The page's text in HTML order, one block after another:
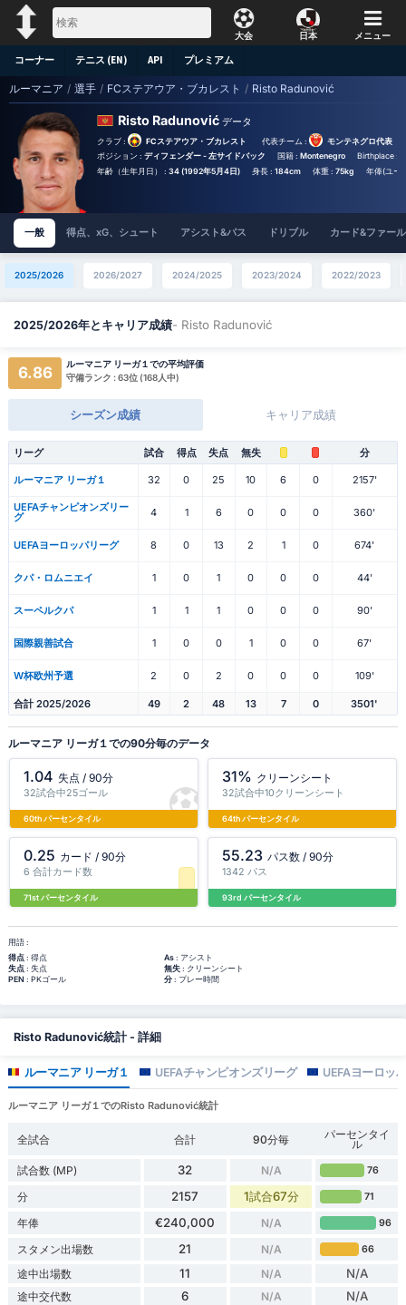
大会 日本 メニュー
コーナー テニス (EN) API プレミアム
ルーマニア / 選手 / FCステアウア・ブカレスト / Risto Radunović
Risto Radunović データ
クラブ : FCステアウア・ブカレスト 代表チーム :
モンテネグロ代表
ポジション : ディフェンダー - 左サイドバック 国籍 : Montenegro Birthplace :
年齢（生年月日） : 34 (1992年5月4日) 身長 : 184cm 体重 : 75kg 年俸(ユー
一般 得点、xG、シュート アシスト&パス ドリブル カード&ファール
2025/2026 2026/2027 2024/2025 2023/2024 2022/2023
2025/2026年とキャリア成績- Risto Radunović
6.86
ルーマニア リーガ１での平均評価
守備ランク : 63位 (168人中)
シーズン成績 キャリア成績
リーグ 試合 得点 失点 無失 分
ルーマニア リーガ１ 32 0 25 10 6 0 2157'
UEFAチャンピオンズリー
グ 4 1 6 0 0 0 360'
UEFAヨーロッパリーグ 8 0 13 2 1 0 674'
クパ・ロムニエイ 1 0 1 0 0 0 44'
スーペルクパ 1 1 1 0 0 0 90'
国際親善試合 1 0 0 1 0 0 67'
W杯欧州予選 2 0 2 0 0 0 109'
合計 2025/2026 49 2 48 13 7 0 3501'
ルーマニア リーガ１での90分毎のデータ
1.04 失点 / 90分
32試合中25ゴール
60th パーセンタイル
31% クリーンシート
32試合中10クリーンシート
64th パーセンタイル
0.25 カード / 90分
6 合計カード数
71st パーセンタイル
55.23 パス数 / 90分
1342 パス
93rd パーセンタイル
用語 :
得点: 得点 As: アシスト
失点: 失点 無失: クリーンシート
PEN : PKゴール 分: プレー時間
Risto Radunović統計 - 詳細
ルーマニア リーガ１ UEFAチャンピオンズリーグ UEFAヨーロッ
ルーマニア リーガ１でのRisto Radunović統計
全試合 合計 90分毎 パーセンタイ
ル
試合数 (MP)
32 N/A 76
分 2157 1試合67分 71
年俸 €240,000 N/A 96
スタメン出場数 21 N/A 66
途中出場数 11 N/A N/A
途中交代数 6 N/A N/A